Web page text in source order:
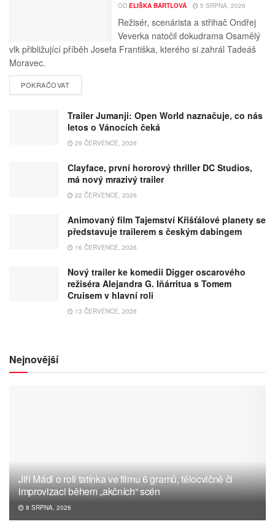
OD ELIŠKA BARTLOVÁ 5 SRPNA, 2026
Režisér, scenárista a střihač Ondřej
Veverka natočil dokudrama Osamělý
vlk přibližující příběh Josefa Františka, kterého si zahrál Tadeáš
Moravec.
POKRAČOVAT
Trailer Jumanji: Open World naznačuje, co nás
letos o Vánocích čeká
29 ČERVENCE, 2026
Clayface, první hororový thriller DC Studios,
má nový mrazivý trailer
22 ČERVENCE, 2026
Animovaný film Tajemství Křišťálové planety se
představuje trailerem s českým dabingem
16 ČERVENCE, 2026
Nový trailer ke komedii Digger oscarového
režiséra Alejandra G. Iñárritua s Tomem
Cruisem v hlavní roli
13 ČERVENCE, 2026
Nejnovější
Jiří Mádl o roli tatínka ve filmu 6 gramů, tělocvičně či
improvizaci během „akčních“ scén
8 SRPNA, 2026